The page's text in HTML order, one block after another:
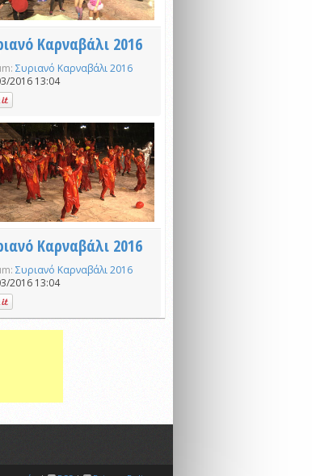
Καρναβάλι 2016
Συριανό Καρναβάλι 2016
2016 13:04
Καρναβάλι 2016
Συριανό Καρναβάλι 2016
2016 13:04